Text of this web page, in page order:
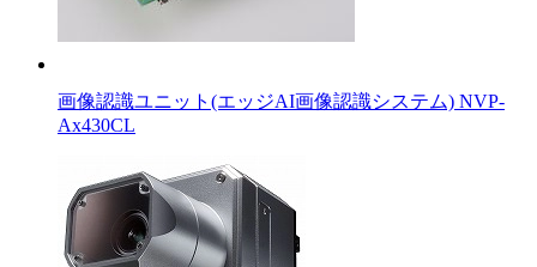
画像認識ユニット(エッジAI画像認識システム) NVP-
Ax430CL